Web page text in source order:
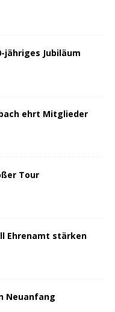
jähriges Jubiläum
ehrt Mitglieder
Tour
Ehrenamt stärken
Neuanfang